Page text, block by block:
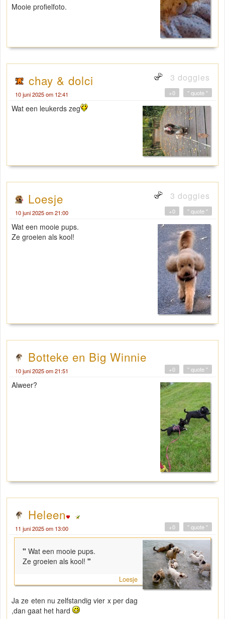
Mooie profielfoto.
chay & dolci 3 doggies
10 juni 2025 om 12:41 " quote "
+0
Wat een leukerds zeg
Loesje 3 doggies
10 juni 2025 om 21:00 " quote "
+0
Wat een mooie pups.
Ze groeien als kool!
Botteke en Big Winnie
10 juni 2025 om 21:51 " quote "
+0
Alweer?
Heleen
11 juni 2025 om 13:00 " quote "
+0
" Wat een mooie pups.
Ze groeien als kool! "
Loesje
Ja ze eten nu zelfstandig vier x per dag
,dan gaat het hard